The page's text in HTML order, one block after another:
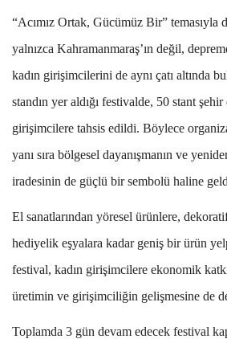
“Acımız Ortak, Gücümüz Bir” temasıyla
yalnızca Kahramanmaraş’ın değil,
kadın girişimcilerini de aynı çatı altında
standın yer aldığı festivalde, 50 stant şehir
girişimcilere tahsis edildi. Böylece
yanı sıra bölgesel dayanışmanın ve
iradesinin de güçlü bir sembolü haline
El sanatlarından yöresel ürünlere,
hediyelik eşyalara kadar geniş bir ürün
festival, kadın girişimcilere ekonomik
üretimin ve girişimciliğin gelişmesine de
Toplamda 3 gün devam edecek festival